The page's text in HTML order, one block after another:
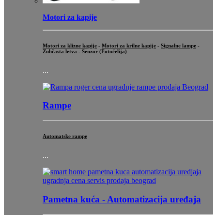
Motori za kapije
Motori za klizne kapije - Motori za krilne kapije - Signalne lampe -
Zubčasta letva - Senzor (Fotoćelija)
...
Rampe
Automatske rampe
...
Pametna kuća - Automatizacija uređaja